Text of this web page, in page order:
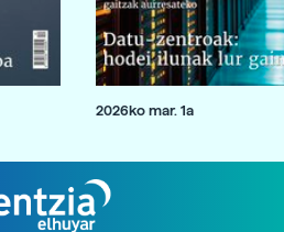
2026ko mar. 1a